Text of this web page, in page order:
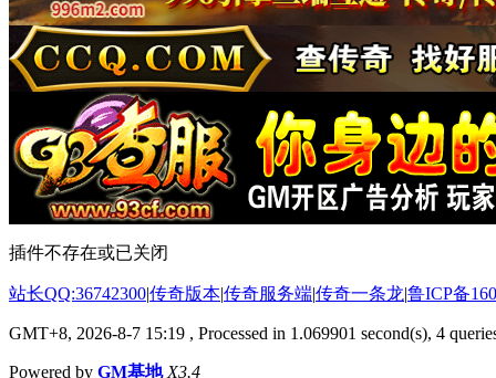
插件不存在或已关闭
站长QQ:36742300|传奇版本|传奇服务端|传奇一条龙|鲁ICP备
GMT+8, 2026-8-7 15:19 , Processed in 1.069901 second(s), 4
Powered by GM基地 X3.4